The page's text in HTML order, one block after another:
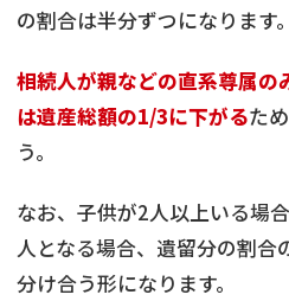
の割合は半分ずつになります。
相続人が親などの直系尊属の
は遺産総額の1/3に下がるた
う。
なお、子供が2人以上いる場
人となる場合、遺留分の割合
分け合う形になります。